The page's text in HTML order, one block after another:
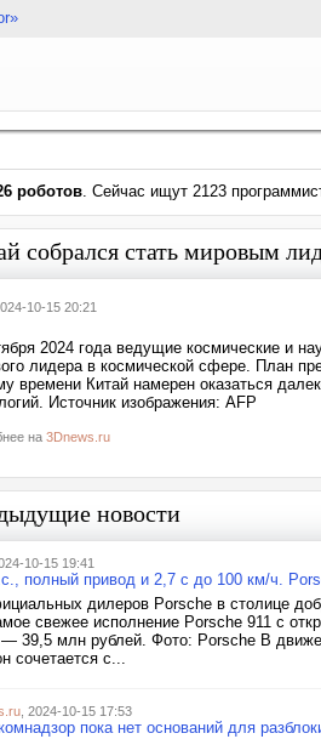
роботов. Сейчас ищут 2123
собрался стать мировым
10-15 20:21
2024 года ведущие космические и
лидера в космической сфере. План
времени Китай намерен оказаться
Источник изображения: AFP
на 3Dnews.ru
новости
10-15 19:41
полный привод и 2,7 с до 100 км/ч.
дилеров Porsche в столице
свежее исполнение Porsche 911 с
39,5 млн рублей. Фото: Porsche В
сочетается с...
, 2024-10-15 17:53
пока нет оснований для